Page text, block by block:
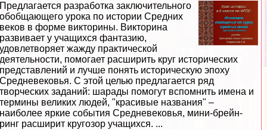
Предлагается разработка заключительного
обобщающего урока по истории Средних
веков в форме викторины. Викторина
развивает у учащихся фантазию,
удовлетворяет жажду пpaктической
деятельности, помогает расширить круг исторических
представлений и лучше понять историческую эпоху
Средневековья. С этой целью предлагается ряд
творческих заданий: шарады помогут вспомнить имена и
термины великих людей, "красивые названия" –
наиболее яркие события Cредневековья, мини-брейн-
ринг расширит кругозор учащихся. ...